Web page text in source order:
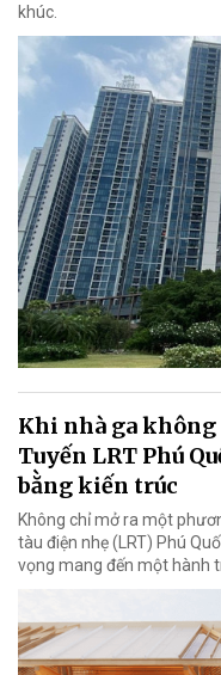
khúc.
Khi nhà ga
Tuyến LRT Phú
bằng kiến trúc
Không chỉ mở ra một
tàu điện nhẹ (LRT) Phú
vọng mang đến một hành